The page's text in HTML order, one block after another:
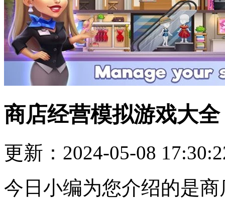
商店经营模拟游戏大全
更新：2024-05-08
今日小编为您介绍的是